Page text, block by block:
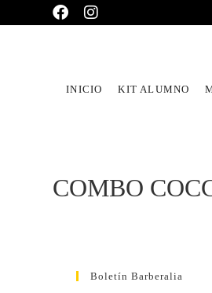
INICIO KIT ALUMNO
COMBO
Boletín Barberalia